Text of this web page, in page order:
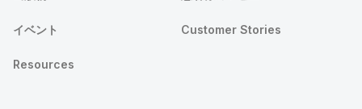
イベント
Resources
Customer Stories